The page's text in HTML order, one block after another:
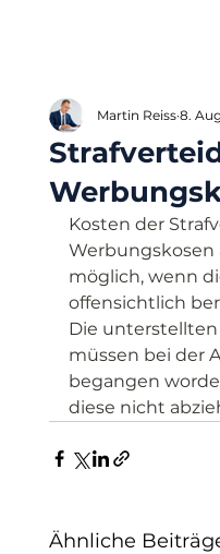
Martin Reiss 8.
Kosten der
Werbungskosen
möglich, wenn
offensichtlich
Die
müssen bei der
begangen
diese nicht
Ähnliche